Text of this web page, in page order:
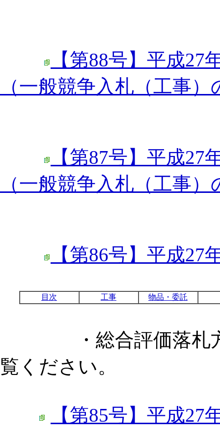
【第88号】平成
（一般競争入札（工事）
【第87号】平成
（一般競争入札（工事）
【第86号】平成
目次 工事 物品・委託
・総合評価落札方
覧ください。
【第85号】平成